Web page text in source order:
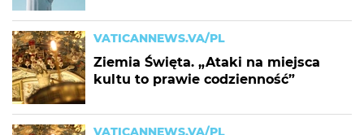
VATICANNEWS.VA/PL
Ziemia Święta. „Ataki na miejsca
kultu to prawie codzienność”
VATICANNEWS.VA/PL